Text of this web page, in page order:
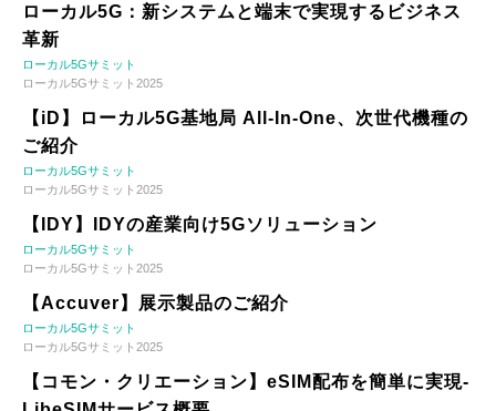
ローカル5G：新システムと端末で実現するビジネス
革新
ローカル5Gサミット
ローカル5Gサミット2025
【iD】ローカル5G基地局 All-In-One、次世代機種の
ご紹介
ローカル5Gサミット
ローカル5Gサミット2025
【IDY】IDYの産業向け5Gソリューション
ローカル5Gサミット
ローカル5Gサミット2025
【Accuver】展示製品のご紹介
ローカル5Gサミット
ローカル5Gサミット2025
【コモン・クリエーション】eSIM配布を簡単に実現-